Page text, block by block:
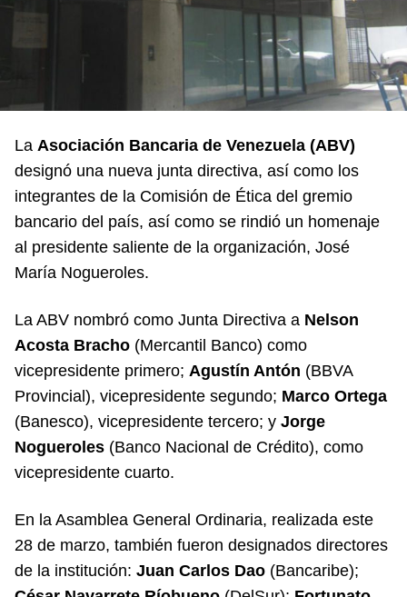
La Asociación Bancaria de Venezuela (ABV)
designó una nueva junta directiva, así como los
integrantes de la Comisión de Ética del gremio
bancario del país, así como se rindió un homenaje
al presidente saliente de la organización, José
María Nogueroles.
La ABV nombró como Junta Directiva a Nelson
Acosta Bracho (Mercantil Banco) como
vicepresidente primero; Agustín Antón (BBVA
Provincial), vicepresidente segundo; Marco Ortega
(Banesco), vicepresidente tercero; y Jorge
Nogueroles (Banco Nacional de Crédito), como
vicepresidente cuarto.
En la Asamblea General Ordinaria, realizada este
28 de marzo, también fueron designados directores
de la institución: Juan Carlos Dao (Bancaribe);